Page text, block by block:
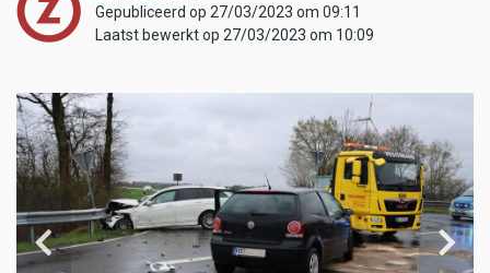
Gepubliceerd op 27/03/2023 om 09:11
Laatst bewerkt op 27/03/2023 om 10:09